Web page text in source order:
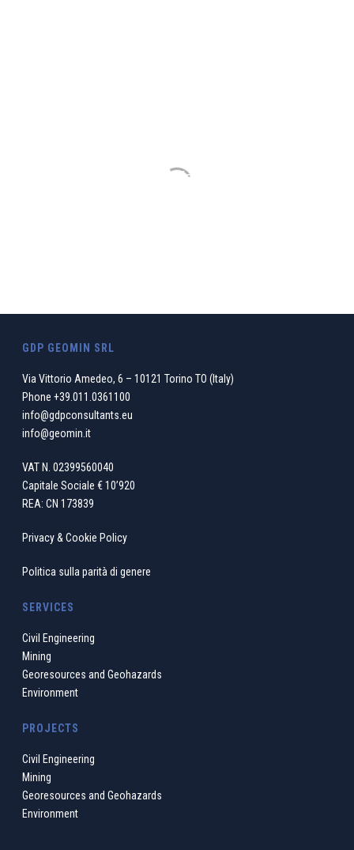
environmental transformations and the
GDP GEOMIN SRL
Via Vittorio Amedeo, 6 – 10121 Torino TO (Italy)
Phone+39.011.0361100
info@gdpconsultants.eu
info@geomin.it
VAT N. 02399560040
Capitale Sociale € 10’920
REA: CN 173839
Privacy & Cookie Policy
Politica sulla parità di genere
SERVICES
Civil Engineering
Mining
Georesources and Geohazards
Environment
PROJECTS
Civil Engineering
Mining
Georesources and Geohazards
Environment